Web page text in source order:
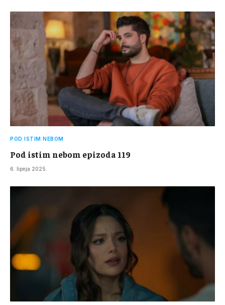
POD ISTIM NEBOM
Pod istim nebom epizoda 119
6. lipnja 2025.